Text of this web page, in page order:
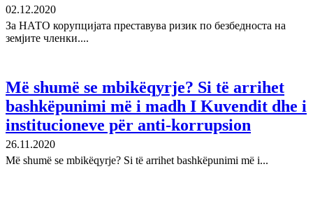
02.12.2020
За НАТО корупцијата преставува ризик по безбедноста на
земјите членки....
Më shumë se mbikëqyrje? Si të arrihet
bashkëpunimi më i madh I Kuvendit dhe i
institucioneve për anti-korrupsion
26.11.2020
Më shumë se mbikëqyrje? Si të arrihet bashkëpunimi më i...